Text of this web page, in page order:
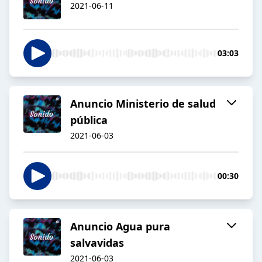
2021-06-11
03:03
Anuncio Ministerio de salud
pública
2021-06-03
00:30
Anuncio Agua pura
salvavidas
2021-06-03